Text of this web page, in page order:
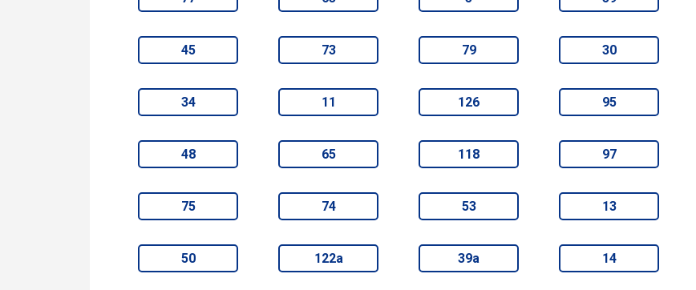
45 73 79 30
34 11 126 95
48 65 118 97
75 74 53 13
50 122а 39а 14